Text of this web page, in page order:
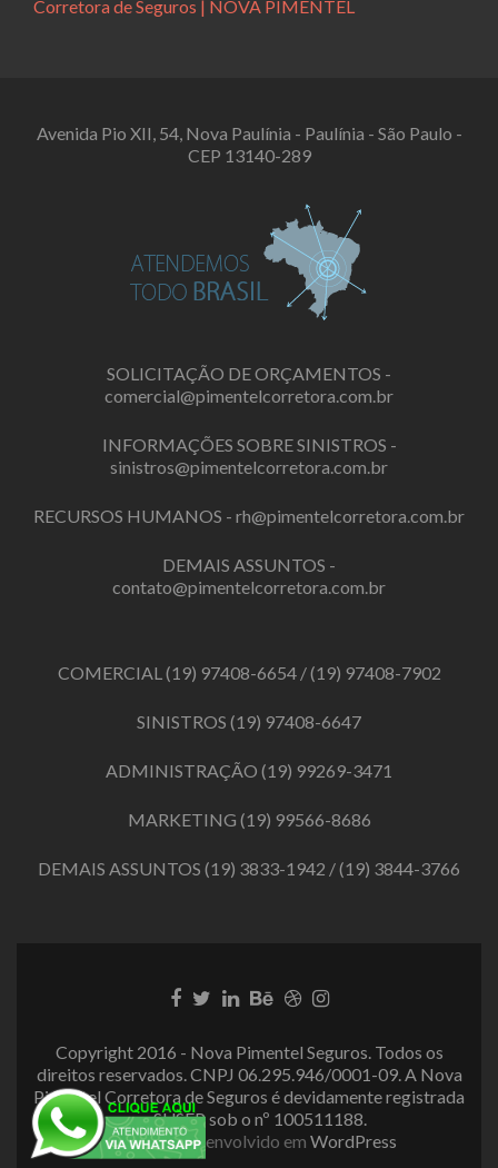
Corretora de Seguros | NOVA PIMENTEL
Avenida Pio XII, 54, Nova Paulínia - Paulínia - São Paulo -
CEP 13140-289
SOLICITAÇÃO DE ORÇAMENTOS -
comercial@pimentelcorretora.com.br
INFORMAÇÕES SOBRE SINISTROS -
sinistros@pimentelcorretora.com.br
RECURSOS HUMANOS - rh@pimentelcorretora.com.br
DEMAIS ASSUNTOS -
contato@pimentelcorretora.com.br
COMERCIAL(19) 97408-6654/(19) 97408-7902
SINISTROS (19) 97408-6647
ADMINISTRAÇÃO (19) 99269-3471
MARKETING (19) 99566-8686
DEMAIS ASSUNTOS (19) 3833-1942 /(19) 3844-3766
LinkLinkLinkLink LinkLink
Copyright 2016 - Nova Pimentel Seguros. Todos os
direitos reservados. CNPJ 06.295.946/0001-09. A Nova
Pimentel Corretora de Seguros é devidamente registrada
na SUSEP sob o nº 100511188.
Zerif LiteDesenvolvido em WordPress